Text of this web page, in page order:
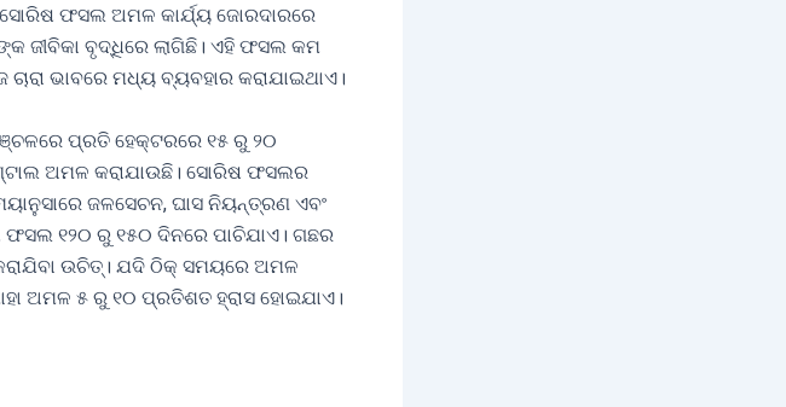
ଫସଲ ଅମଳ କାର୍ଯ୍ୟ ଜୋରଦାରରେ
ଜୀବିକା ବୃଦ୍ଧିରେ ଲାଗିଛି। ଏହି ଫସଲ କମ
ଭାବରେ ମଧ୍ୟ ବ୍ୟବହାର କରାଯାଇଥାଏ।
ପ୍ରତି ହେକ୍ଟରରେ ୧୫ ରୁ ୨୦
ଅମଳ କରାଯାଉଛି। ସୋରିଷ ଫସଲର
ଜଳସେଚନ, ଘାସ ନିୟନ୍ତ୍ରଣ ଏବଂ
୧୨୦ ରୁ ୧୫୦ ଦିନରେ ପାଚିଯାଏ। ଗଛର
ଉଚିତ୍। ଯଦି ଠିକ୍ ସମୟରେ ଅମଳ
ଅମଳ ୫ ରୁ ୧୦ ପ୍ରତିଶତ ହ୍ରାସ ହୋଇଯାଏ।